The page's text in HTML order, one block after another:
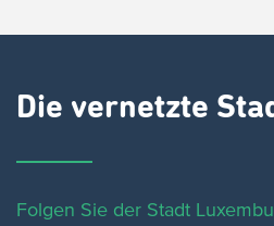
Die vernetzte
Folgen Sie der Stadt